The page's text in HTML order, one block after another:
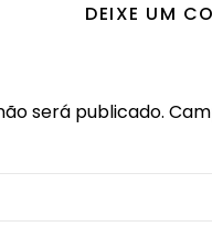
DEIXE UM
será publicado.